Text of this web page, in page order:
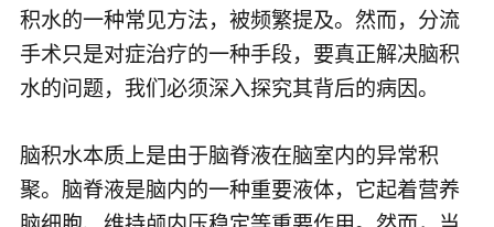
积水的一种常见方法，被频繁提及。然而，分流
手术只是对症治疗的一种手段，要真正解决脑积
水的问题，我们必须深入探究其背后的病因。
脑积水本质上是由于脑脊液在脑室内的异常积
聚。脑脊液是脑内的一种重要液体，它起着营养